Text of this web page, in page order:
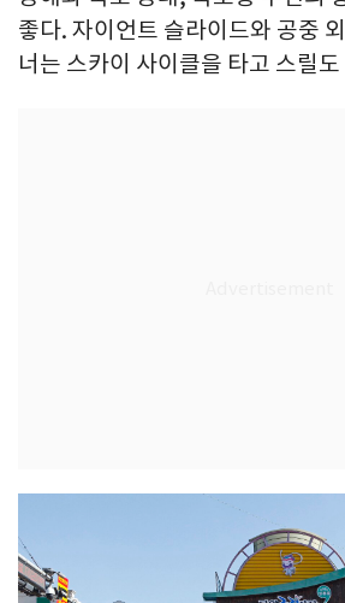
좋다. 자이언트 슬라이드와 공중
너는 스카이 사이클을 타고 스릴